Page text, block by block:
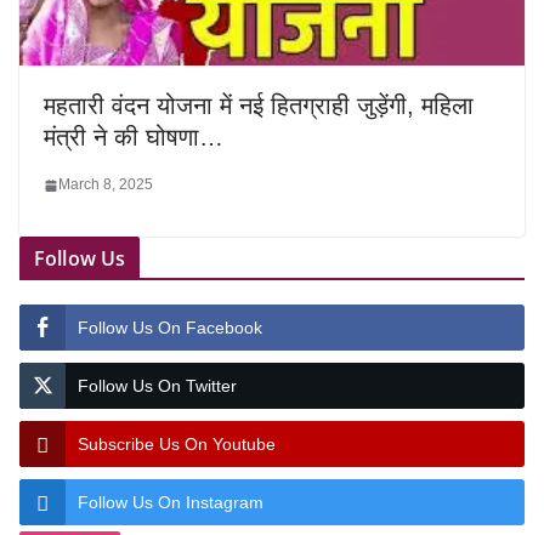
महतारी वंदन योजना में नई हितग्राही जुड़ेंगी, महिला
मंत्री ने की घोषणा…
March 8, 2025
Follow Us
Follow Us On Facebook
Follow Us On Twitter
Subscribe Us On Youtube
Follow Us On Instagram